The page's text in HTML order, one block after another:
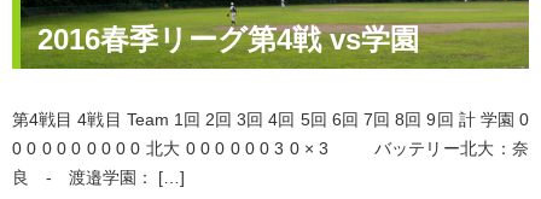
2016春季リーグ第4戦 vs学園
第4戦目 4戦目 Team 1回 2回 3回 4回 5回 6回 7回 8回 9回 計 学園 0
0 0 0 0 0 0 0 0 0 北大 0 0 0 0 0 0 3 0 × 3 バッテリー北大：奈
良 - 渡邉学園： […]